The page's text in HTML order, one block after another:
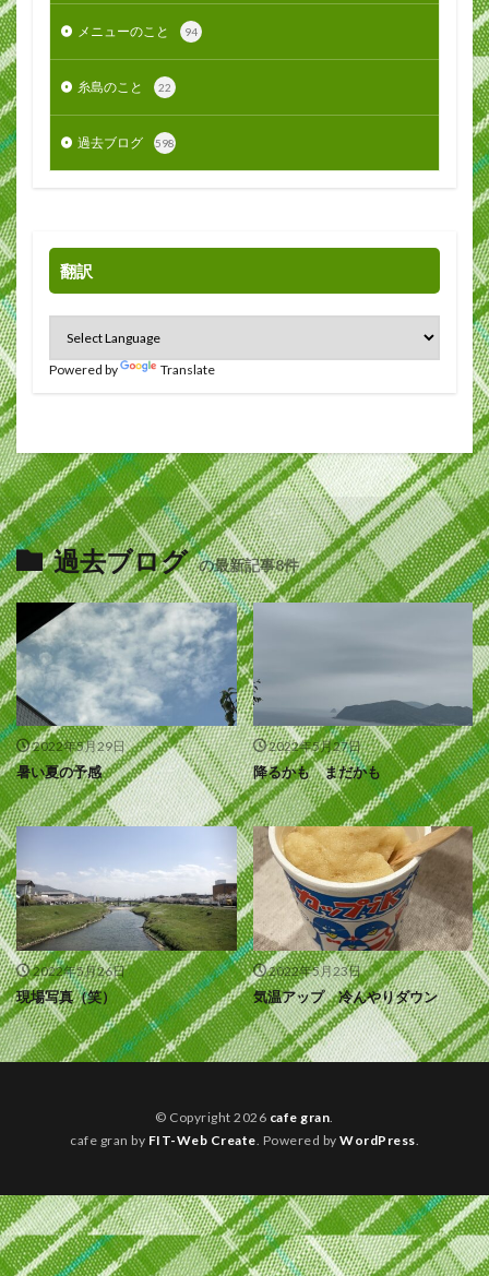
メニューのこと 94
糸島のこと 22
過去ブログ 598
翻訳
Powered by Translate
過去ブログ の最新記事8件
2022年5月29日
暑い夏の予感
2022年5月27日
降るかも まだかも
2022年5月26日
現場写真（笑）
2022年5月23日
気温アップ 冷んやりダウン
© Copyright 2026 cafe gran
cafe gran by FIT-Web Create . Powered by WordPress